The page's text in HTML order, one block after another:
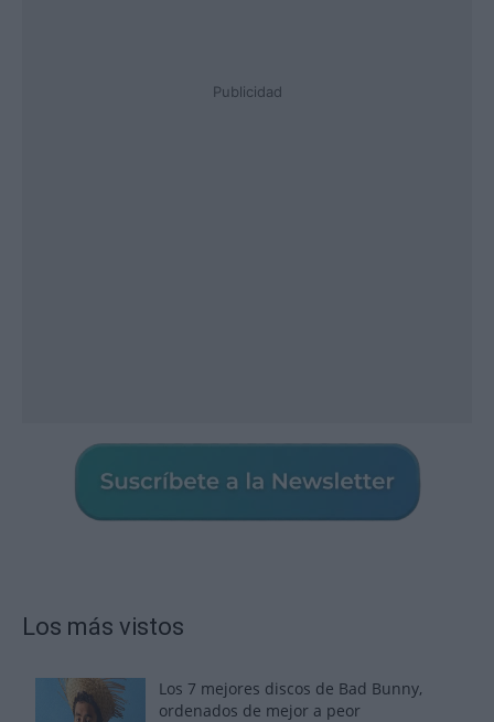
Publicidad
Los más vistos
Los 7 mejores discos de Bad Bunny,
ordenados de mejor a peor